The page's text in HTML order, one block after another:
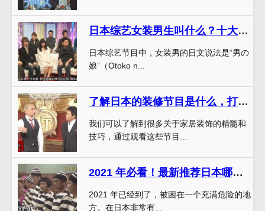
日本综艺女装男生叫什么？十大受欢迎角色总览
日本综艺节目中，女装男的日文说法是“男の
娘”（Otoko n...
了解日本的装修节目是什么，打造理想的家居装饰
我们可以了解到很多关于家居装饰的精髓和
技巧，通过观看这些节目...
2021 年必看！最新推荐日本哪些综艺节目最好看？快来一起探索吧
2021 年已经到了，被困在一个充满危险的地
方。在日本非常有...